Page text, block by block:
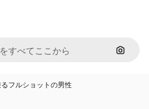
画像で
フルショットの男性